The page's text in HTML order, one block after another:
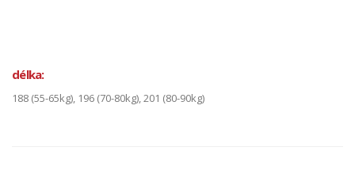
délka:
188 (55-65kg), 196 (70-80kg), 201 (80-90kg)